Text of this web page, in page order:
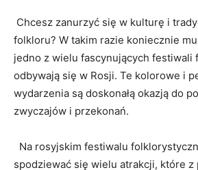
Chcesz zanurzyć ‌się w kulturę i
folkloru? W takim ⁤razie koniecznie
⁣jedno z wielu fascynujących festiwali
odbywają się w Rosji. Te kolorowe i
wydarzenia są doskonałą okazją⁤ do
zwyczajów i przekonań.
Na ‍rosyjskim festiwalu
⁣spodziewać się⁤ wielu atrakcji, które z